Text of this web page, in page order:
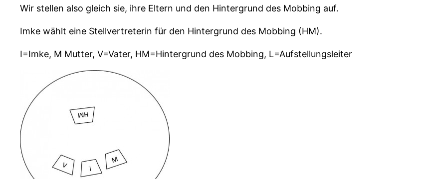
Wir stellen also gleich sie, ihre Eltern und den Hintergrund des Mobbing auf.
Imke wählt eine Stellvertreterin für den Hintergrund des Mobbing (HM).
I=Imke, M Mutter, V=Vater, HM=Hintergrund des Mobbing, L=Aufstellungsleiter